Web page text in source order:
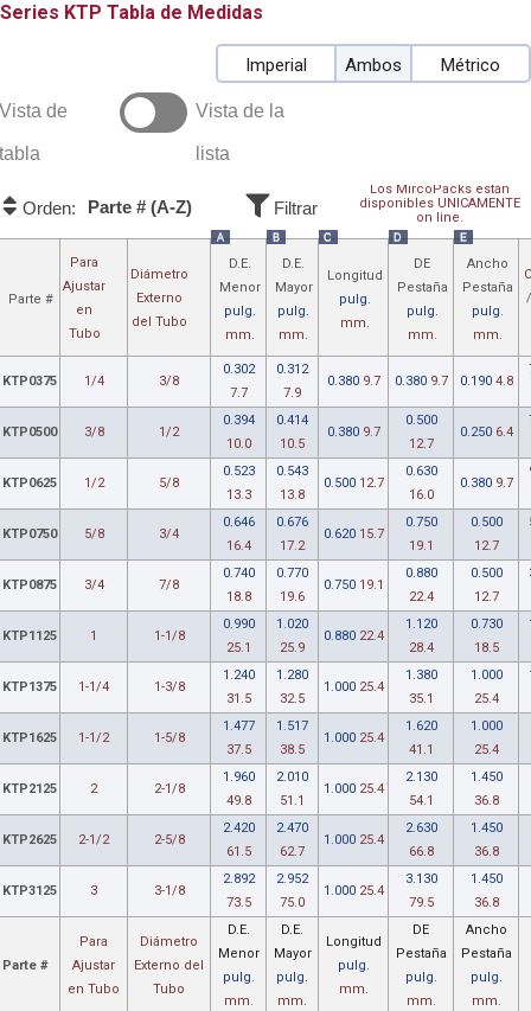
KTP Tabla de Medidas
Imperial Ambos Métrico
Vista de
tabla
Vista de la
lista
Los MircoPacks están
disponibles UNICAMENTE
on line.
Orden: Parte # (A-Z) Filtrar
Parte #
Para
Ajustar
en
Tubo
Diámetro
Externo
del Tubo
A
D.E.
Menor
pulg.
mm.
B
D.E.
Mayor
pulg.
mm.
C
Longitud
pulg.
mm.
D
DE
Pestaña
pulg.
mm.
E
Ancho
Pestaña
pulg.
mm.
/
KTP0375 1/4 3/8
0.302
7.7
0.312
7.9
0.380 9.7 0.380 9.7 0.190 4.8
KTP0500 3/8 1/2
0.394
10.0
0.414
10.5
0.380 9.7
0.500
12.7
0.250 6.4
KTP0625 1/2 5/8
0.523
13.3
0.543
13.8
0.500 12.7
0.630
16.0
0.380 9.7
KTP0750 5/8 3/4
0.646
16.4
0.676
17.2
0.620 15.7
0.750
19.1
0.500
12.7
KTP0875 3/4 7/8
0.740
18.8
0.770
19.6
0.750 19.1
0.880
22.4
0.500
12.7
KTP1125 1 1-1/8
0.990
25.1
1.020
25.9
0.880 22.4
1.120
28.4
0.730
18.5
KTP1375 1-1/4 1-3/8
1.240
31.5
1.280
32.5
1.000 25.4
1.380
35.1
1.000
25.4
KTP1625 1-1/2 1-5/8
1.477
37.5
1.517
38.5
1.000 25.4
1.620
41.1
1.000
25.4
KTP2125 2 2-1/8
1.960
49.8
2.010
51.1
1.000 25.4
2.130
54.1
1.450
36.8
KTP2625 2-1/2 2-5/8
2.420
61.5
2.470
62.7
1.000 25.4
2.630
66.8
1.450
36.8
KTP3125 3 3-1/8
2.892
73.5
2.952
75.0
1.000 25.4
3.130
79.5
1.450
36.8
Parte #
Para
Ajustar
en Tubo
Diámetro
Externo del
Tubo
D.E.
Menor
pulg.
mm.
D.E.
Mayor
pulg.
mm.
Longitud
pulg.
mm.
DE
Pestaña
pulg.
mm.
Ancho
Pestaña
pulg.
mm.